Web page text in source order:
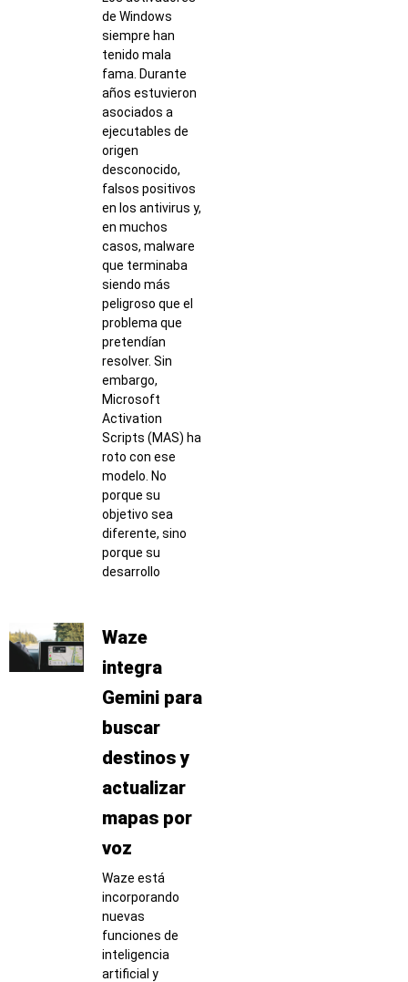
de Windows
siempre han
tenido mala
fama. Durante
años estuvieron
asociados a
ejecutables de
origen
desconocido,
falsos positivos
en los antivirus y,
en muchos
casos, malware
que terminaba
siendo más
peligroso que el
problema que
pretendían
resolver. Sin
embargo,
Microsoft
Activation
Scripts (MAS) ha
roto con ese
modelo. No
porque su
objetivo sea
diferente, sino
porque su
desarrollo
Waze
integra
Gemini para
buscar
destinos y
actualizar
mapas por
voz
Waze está
incorporando
nuevas
funciones de
inteligencia
artificial y